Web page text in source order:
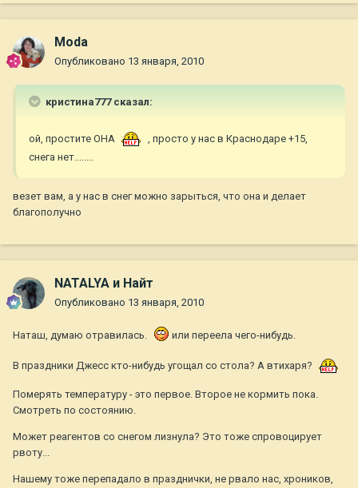
Moda
Опубликовано 13 января, 2010
кристина777 сказал:
ой, простите ОНА
, просто у нас в Краснодаре +15,
снега нет........
везет вам, а у нас в снег можно зарыться, что она и делает
благополучно
NATALYA и Найт
Опубликовано 13 января, 2010
Наташ, думаю отравилась. или переела чего-нибудь.
В праздники Джесс кто-нибудь угощал со стола? А втихаря?
Померять температуру - это первое. Второе не кормить пока.
Смотреть по состоянию.
Может реагентов со снегом лизнула? Это тоже спровоцирует
рвоту...
Нашему тоже перепадало в празднички, не рвало нас, хроников,